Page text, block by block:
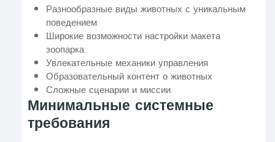
Разнообразные виды животных с уникальным
поведением
Широкие возможности настройки макета
зоопарка
Увлекательные механики управления
Образовательный контент о животных
Сложные сценарии и миссии
Минимальные системные
требования